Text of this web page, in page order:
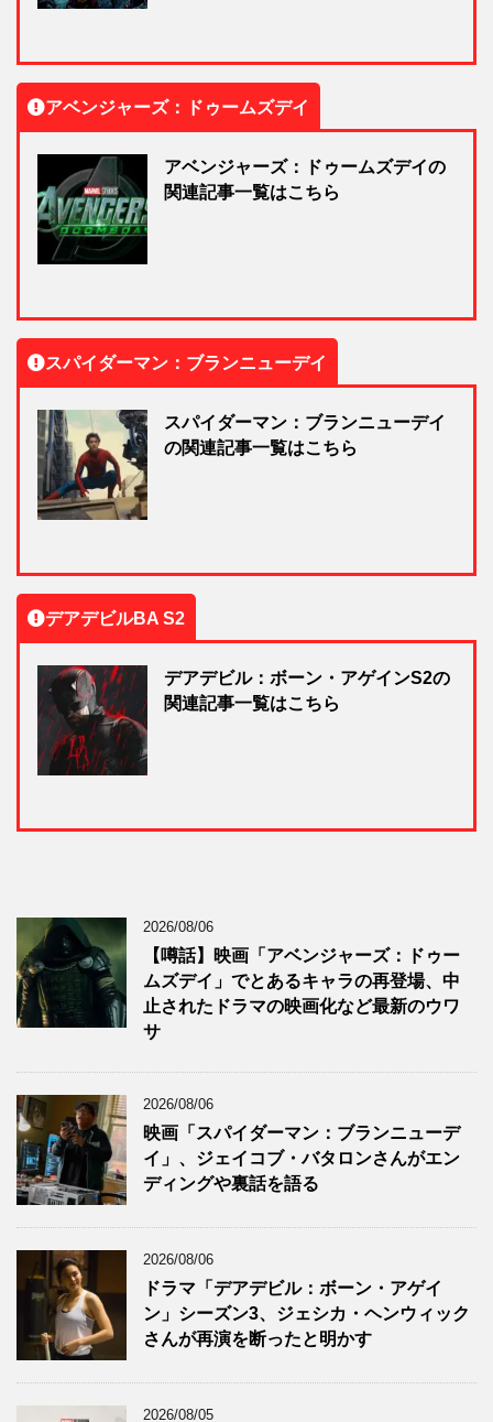
アベンジャーズ：ドゥームズデイ
アベンジャーズ：ドゥームズデイの
関連記事一覧はこちら
スパイダーマン：ブランニューデイ
スパイダーマン：ブランニューデイ
の関連記事一覧はこちら
デアデビルBA S2
デアデビル：ボーン・アゲインS2の
関連記事一覧はこちら
2026/08/06
【噂話】映画「アベンジャーズ：ドゥー
ムズデイ」でとあるキャラの再登場、中
止されたドラマの映画化など最新のウワ
サ
2026/08/06
映画「スパイダーマン：ブランニューデ
イ」、ジェイコブ・バタロンさんがエン
ディングや裏話を語る
2026/08/06
ドラマ「デアデビル：ボーン・アゲイ
ン」シーズン3、ジェシカ・ヘンウィック
さんが再演を断ったと明かす
2026/08/05